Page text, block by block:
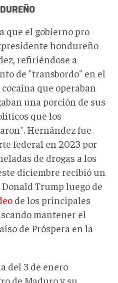
que el gobierno pro
hondureño
refiriéndose a
de "transbordo" en el
que operaban
una porción de sus
que los
Hernández fue
federal en 2023 por
de drogas a los
diciembre recibió un
Trump luego de
de los principales
mantener el
de Próspera en la
del 3 de enero
de Maduro y su